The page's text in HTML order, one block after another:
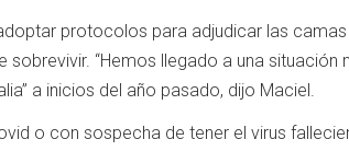
protocolos para adjudicar las
“Hemos llegado a una situación
a inicios del año pasado, dijo Maciel.
o con sospecha de tener el virus